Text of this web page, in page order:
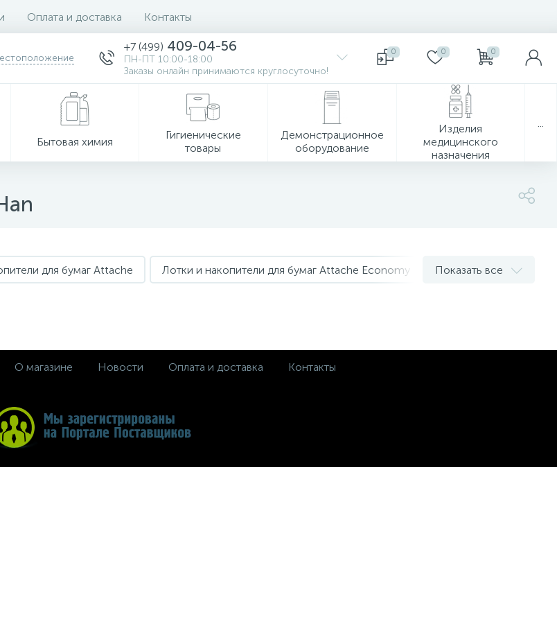
Оплата и доставка Контакты
+7 (499) 409-04-56
ПН-ПТ 10:00-18:00
Заказы онлайн принимаются круглосуточно!
0 0 0
Бытовая химия
Гигиенические
товары
Демонстрационное
оборудование
Изделия
медицинского
назначения
для бумаг Attache Лотки и накопители для бумаг Attache Economy Лотки и накопители
Показать все
О магазине Новости Оплата и доставка Контакты